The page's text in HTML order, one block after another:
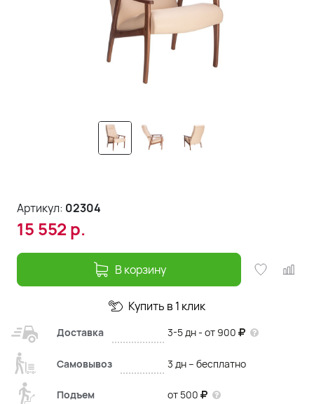
Артикул: 02304
15 552р.
В корзину
Купить в 1 клик
Доставка 3-5 дн - от 900
Самовывоз 3 дн – бесплатно
Подъем от 500